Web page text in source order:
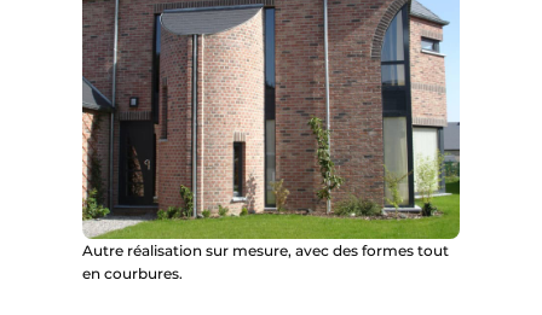
Autre réalisation sur mesure, avec des formes tout
en courbures.